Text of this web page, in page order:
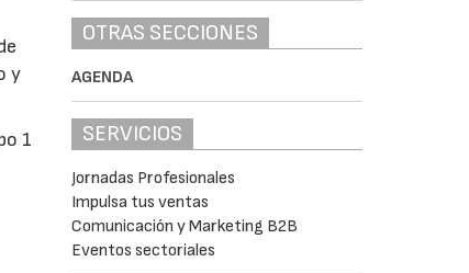
y
1
OTRAS SECCIONES
AGENDA
SERVICIOS
Jornadas Profesionales
Impulsa tus ventas
Comunicación y Marketing B2B
Eventos sectoriales